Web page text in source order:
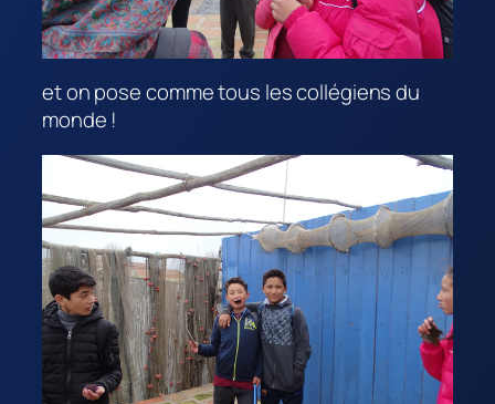
et on pose comme tous les collégiens du
monde !